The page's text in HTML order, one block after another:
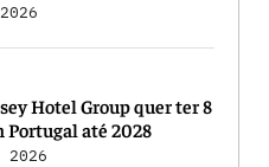
Hotel Group quer ter 8
Portugal até 2028
2026